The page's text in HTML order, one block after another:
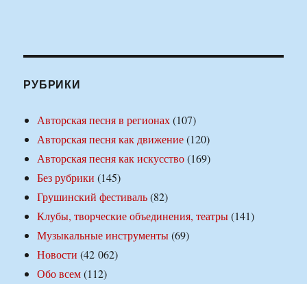
РУБРИКИ
Авторская песня в регионах(107)
Авторская песня как движение(120)
Авторская песня как искусство(169)
Без рубрики (145)
Грушинский фестиваль(82)
Клубы, творческие объединения, театры(141)
Музыкальные инструменты(69)
Новости (42 062)
Обо всем(112)